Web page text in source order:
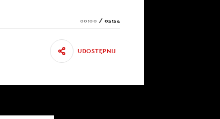
00:00 / 05:54
UDOSTĘPNIJ